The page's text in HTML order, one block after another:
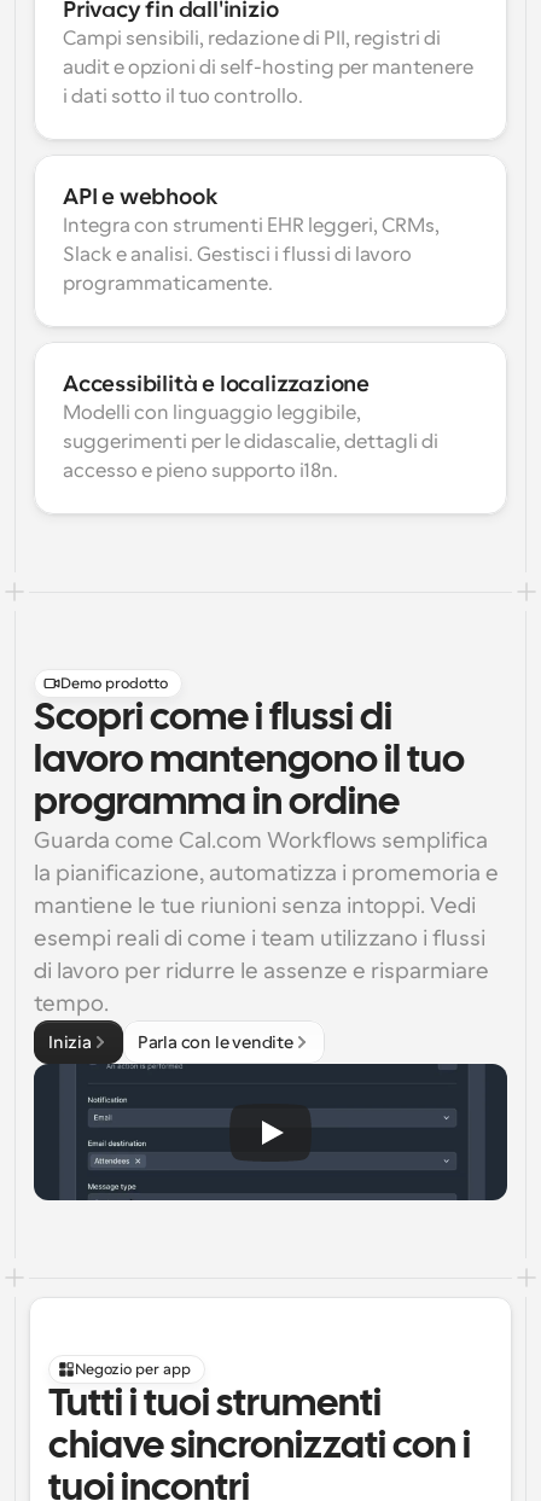
Privacy fin dall'inizio
Campi sensibili, redazione di PII, registri di
audit e opzioni di self-hosting per mantenere
i dati sotto il tuo controllo.
API e webhook
Integra con strumenti EHR leggeri, CRMs,
Slack e analisi. Gestisci i flussi di lavoro
programmaticamente.
Accessibilità e localizzazione
Modelli con linguaggio leggibile,
suggerimenti per le didascalie, dettagli di
accesso e pieno supporto i18n.
Demo prodotto
Scopri come i flussi di
lavoro mantengono il tuo
programma in ordine
Guarda come Cal.com Workflows semplifica
la pianificazione, automatizza i promemoria e
mantiene le tue riunioni senza intoppi. Vedi
esempi reali di come i team utilizzano i flussi
di lavoro per ridurre le assenze e risparmiare
tempo.
Inizia Parla con le vendite
Negozio per app
Tutti i tuoi strumenti
chiave sincronizzati con i
tuoi incontri